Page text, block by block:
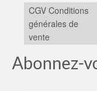
CGV Conditions
générales de
vente
Abonnez-